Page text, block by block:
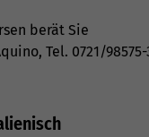
berät Sie
Tel. 0721/